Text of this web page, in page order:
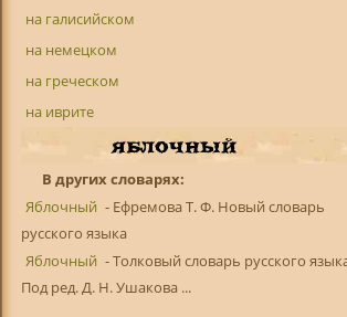
на галисийском
на немецком
на греческом
на иврите
В других словарях:
Яблочный - Ефремова Т. Ф. Новый словарь
русского языка
Яблочный - Толковый словарь русского
Под ред. Д. Н. Ушакова ...